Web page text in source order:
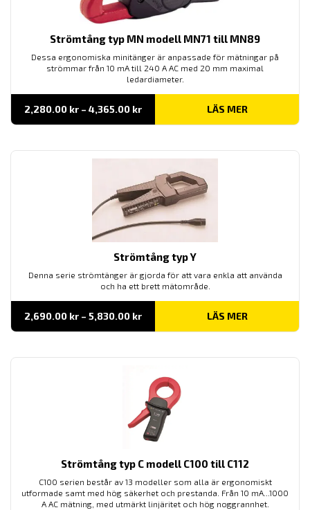
Strömtång typ MN modell MN71 till MN89
Dessa ergonomiska minitänger är anpassade för mätningar på
strömmar från 10 mA till 240 A AC med 20 mm maximal
ledardiameter.
2,280.00 kr – 4,365.00 krPrisintervall:
till
LÄS MER
Strömtång typ Y
Denna serie strömtänger är gjorda för att vara enkla att använda
och ha ett brett mätområde.
2,690.00 kr – 5,830.00 krPrisintervall:
till
LÄS MER
Strömtång typ C modell C100 till C112
C100 serien består av 13 modeller som alla är ergonomiskt
utformade samt med hög säkerhet och prestanda. Från 10 mA...1000
A AC mätning, med utmärkt linjäritet och hög noggrannhet.